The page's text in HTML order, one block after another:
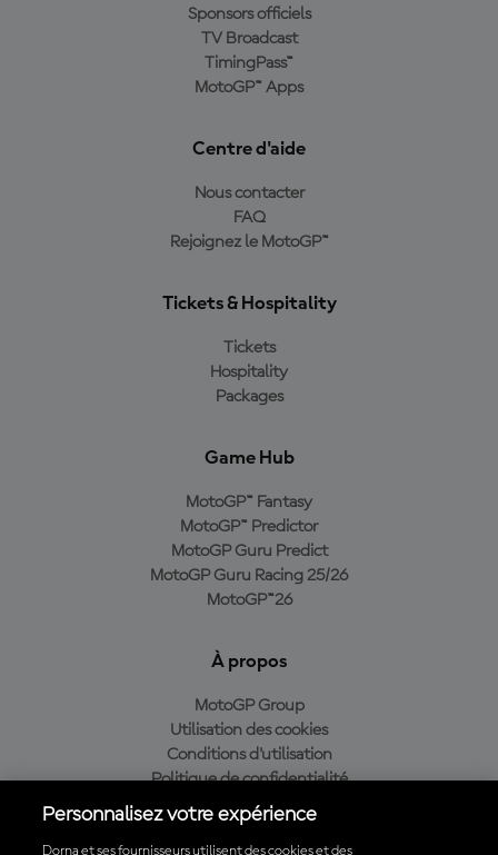
Sponsors officiels
TV Broadcast
TimingPass™
MotoGP™ Apps
Centre d'aide
Nous contacter
FAQ
Rejoignez le MotoGP™
Tickets & Hospitality
Tickets
Hospitality
Packages
Game Hub
MotoGP™ Fantasy
MotoGP™ Predictor
MotoGP Guru Predict
MotoGP Guru Racing 25/26
MotoGP™26
À propos
MotoGP Group
Utilisation des cookies
Conditions d'utilisation
Politique de confidentialité
Politique d’achat
Personnalisez votre expérience
Dorna et ses fournisseurs utilisent des cookies et des